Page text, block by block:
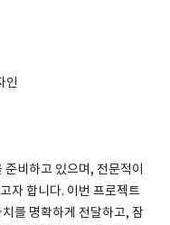
인
비하고 있으며, 전문적이
자 합니다. 이번 프로젝트
를 명확하게 전달하고, 잠